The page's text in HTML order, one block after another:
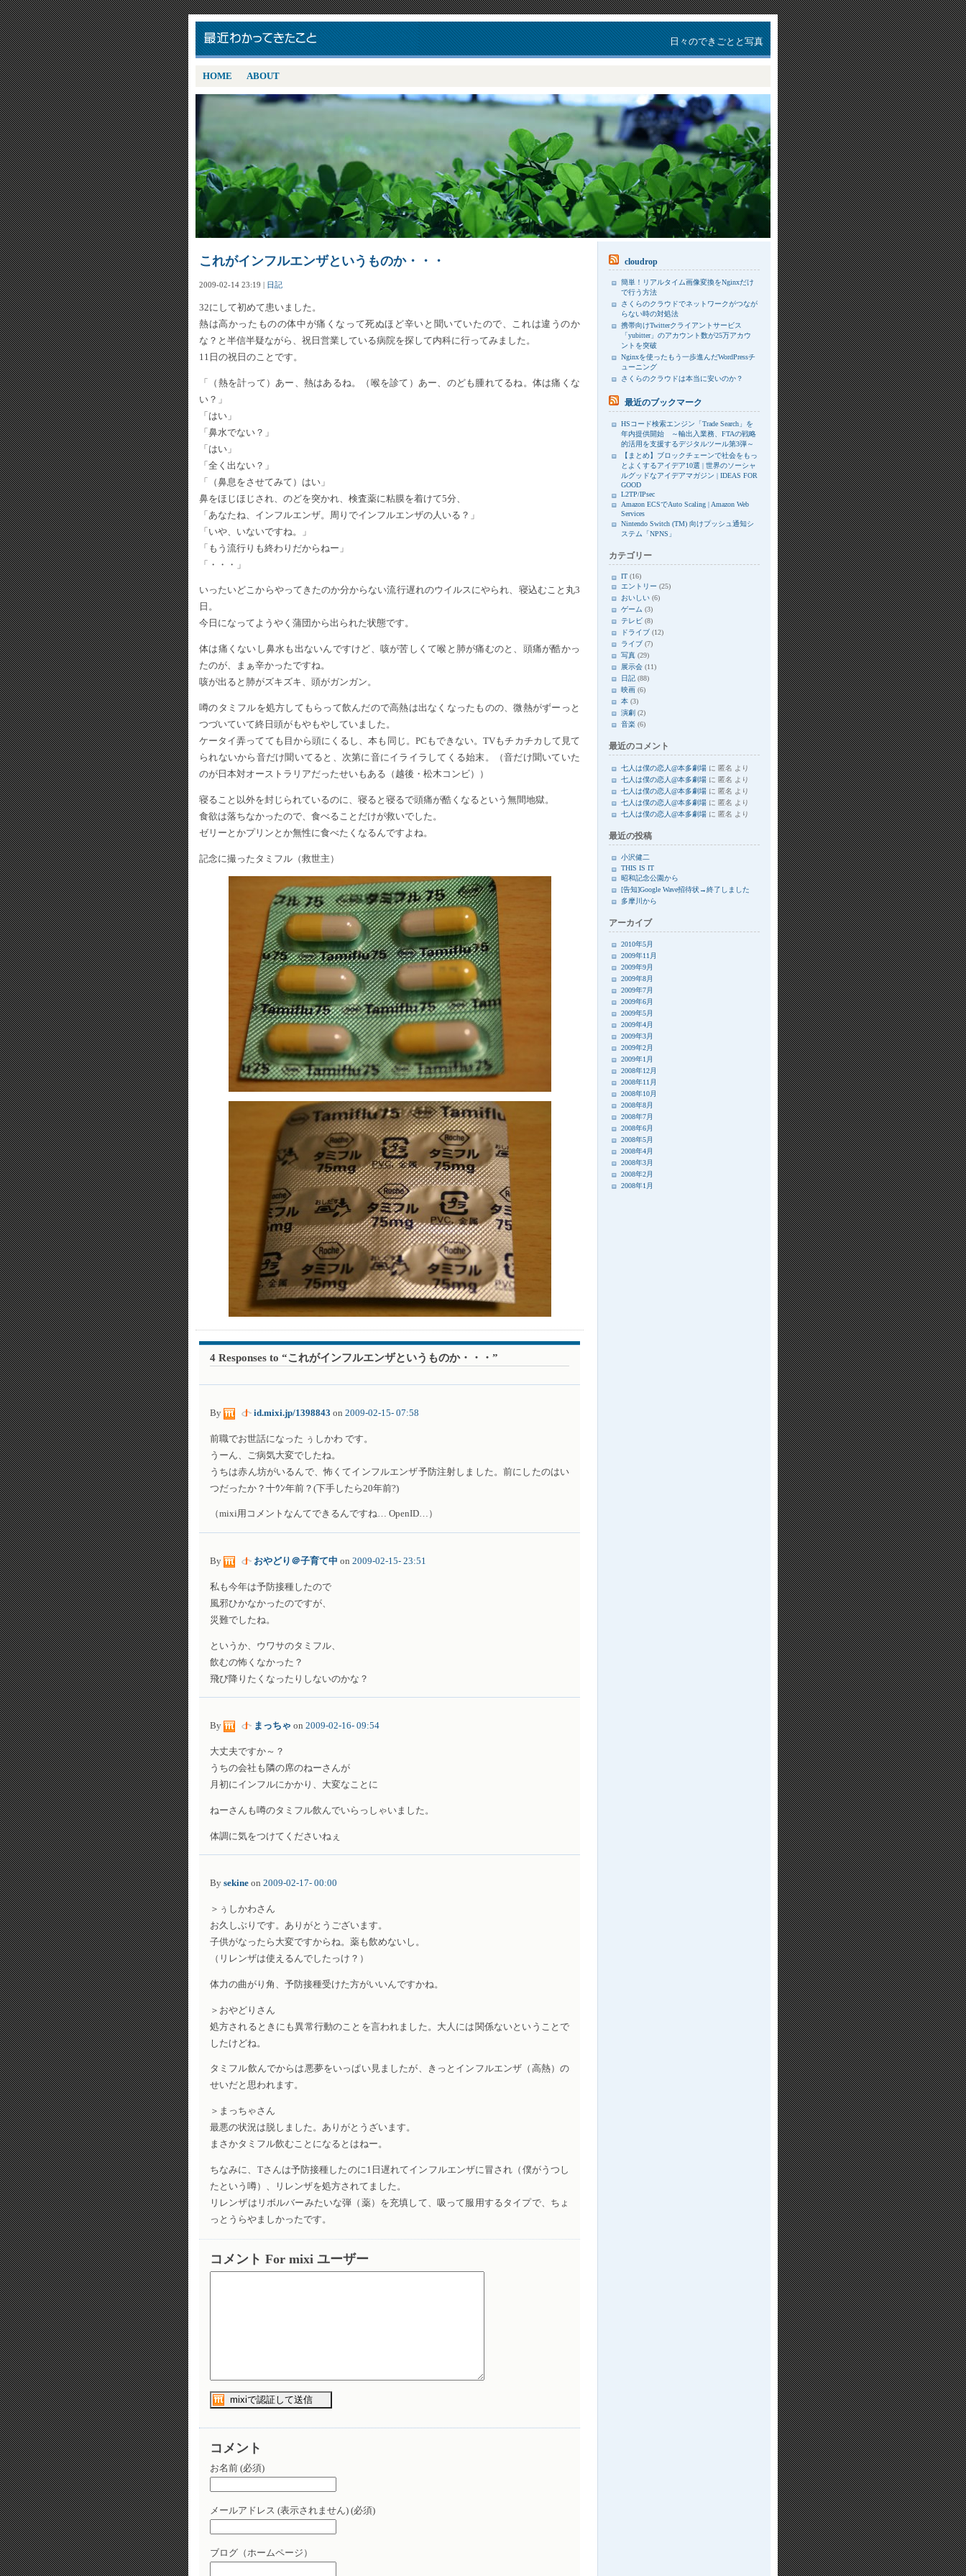
日々のできごとと写真
HOME ABOUT
これがインフルエンザというものか・・・
2009-02-14 23:19 日記
32にして初めて患いました。
熱は高かったものの体中が痛くなって死ぬほど辛いと聞いていたので、これは違うのか
な？と半信半疑ながら、祝日営業している病院を探して内科に行ってみました。
11日の祝日のことです。
「（熱を計って）あー、熱はあるね。（喉を診て）あー、のども腫れてるね。体は痛くな
い？」
「はい」
「鼻水でない？」
「はい」
「全く出ない？」
「（鼻息をさせてみて）はい」
鼻をほじほじされ、のどを突かれ、検査薬に粘膜を着けて5分、
「あなたね、インフルエンザ。周りでインフルエンザの人いる？」
「いや、いないですね。」
「もう流行りも終わりだからねー」
「・・・」
いったいどこからやってきたのか分からない流行遅れのウイルスにやられ、寝込むこと丸3
日。
今日になってようやく蒲団から出られた状態です。
体は痛くないし鼻水も出ないんですけど、咳が苦しくて喉と肺が痛むのと、頭痛が酷かっ
たのが、まぁ辛かったですね。
咳が出ると肺がズキズキ、頭がガンガン。
噂のタミフルを処方してもらって飲んだので高熱は出なくなったものの、微熱がずーっと
つづいていて終日頭がもやもやしていました。
ケータイ弄ってても目から頭にくるし、本も同じ。PCもできない。TVもチカチカして見て
られないから音だけ聞いてると、次第に音にイライラしてくる始末。（音だけ聞いていた
のが日本対オーストラリアだったせいもある（越後・松木コンビ））
寝ること以外を封じられているのに、寝ると寝るで頭痛が酷くなるという無間地獄。
食欲は落ちなかったので、食べることだけが救いでした。
ゼリーとかプリンとか無性に食べたくなるんですよね。
記念に撮ったタミフル（救世主）
4 Responses to “これがインフルエンザというものか・・・”
By id.mixi.jp/1398843 on 2009-02-15- 07:58
前職でお世話になった ぅしかわ です。
うーん、ご病気大変でしたね。
うちは赤ん坊がいるんで、怖くてインフルエンザ予防注射しました。前にしたのはい
つだったか？十ｳﾝ年前？(下手したら20年前?)
（mixi用コメントなんてできるんですね… OpenID…）
By おやどり＠子育て中 on 2009-02-15- 23:51
私も今年は予防接種したので
風邪ひかなかったのですが、
災難でしたね。
というか、ウワサのタミフル、
飲むの怖くなかった？
飛び降りたくなったりしないのかな？
By まっちゃ on 2009-02-16- 09:54
大丈夫ですか～？
うちの会社も隣の席のねーさんが
月初にインフルにかかり、大変なことに
ねーさんも噂のタミフル飲んでいらっしゃいました。
体調に気をつけてくださいねぇ
By sekine on 2009-02-17- 00:00
＞ぅしかわさん
お久しぶりです。ありがとうございます。
子供がなったら大変ですからね。薬も飲めないし。
（リレンザは使えるんでしたっけ？）
体力の曲がり角、予防接種受けた方がいいんですかね。
＞おやどりさん
処方されるときにも異常行動のことを言われました。大人には関係ないということで
したけどね。
タミフル飲んでからは悪夢をいっぱい見ましたが、きっとインフルエンザ（高熱）の
せいだと思われます。
＞まっちゃさん
最悪の状況は脱しました。ありがとうざいます。
まさかタミフル飲むことになるとはねー。
ちなみに、Tさんは予防接種したのに1日遅れてインフルエンザに冒され（僕がうつし
たという噂）、リレンザを処方されてました。
リレンザはリボルバーみたいな弾（薬）を充填して、吸って服用するタイプで、ちょ
っとうらやましかったです。
コメント For mixi ユーザー
コメント
お名前 (必須)
メールアドレス (表示されません) (必須)
ブログ（ホームページ）
cloudrop
簡単！リアルタイム画像変換をNginxだけ
で行う方法
さくらのクラウドでネットワークがつなが
らない時の対処法
携帯向けTwitterクライアントサービス
「yubitter」のアカウント数が25万アカウ
ントを突破
Nginxを使ったもう一歩進んだWordPressチ
ューニング
さくらのクラウドは本当に安いのか？
最近のブックマーク
HSコード検索エンジン「Trade Search」を
年内提供開始 ～輸出入業務、FTAの戦略
的活用を支援するデジタルツール第3弾～
【まとめ】ブロックチェーンで社会をもっ
とよくするアイデア10選 | 世界のソーシャ
ルグッドなアイデアマガジン | IDEAS FOR
GOOD
L2TP/IPsec
Amazon ECSでAuto Scaling | Amazon Web
Services
Nintendo Switch (TM) 向けプッシュ通知シ
ステム「NPNS」
カテゴリー
IT (16)
エントリー (25)
おいしい (6)
ゲーム (3)
テレビ (8)
ドライブ (12)
ライブ (7)
写真 (29)
展示会 (11)
日記 (88)
映画 (6)
本 (3)
演劇 (2)
音楽 (6)
最近のコメント
七人は僕の恋人@本多劇場 に 匿名 より
七人は僕の恋人@本多劇場 に 匿名 より
七人は僕の恋人@本多劇場 に 匿名 より
七人は僕の恋人@本多劇場 に 匿名 より
七人は僕の恋人@本多劇場 に 匿名 より
最近の投稿
小沢健二
THIS IS IT
昭和記念公園から
[告知]Google Wave招待状→終了しました
多摩川から
アーカイブ
2010年5月
2009年11月
2009年9月
2009年8月
2009年7月
2009年6月
2009年5月
2009年4月
2009年3月
2009年2月
2009年1月
2008年12月
2008年11月
2008年10月
2008年8月
2008年7月
2008年6月
2008年5月
2008年4月
2008年3月
2008年2月
2008年1月